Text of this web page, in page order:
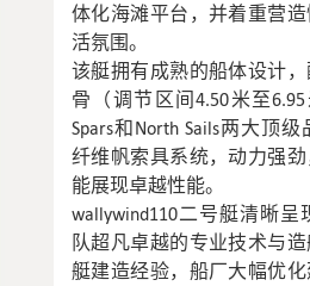
体化海滩平台，并着重营
活氛围。
该艇拥有成熟的船体设计
骨（调节区间4.50米至
Spars和North Sails两大顶
纤维帆索具系统，动力强
能展现卓越性能。
wallywind110二号艇清晰
队超凡卓越的专业技术与
艇建造经验，船厂大幅优